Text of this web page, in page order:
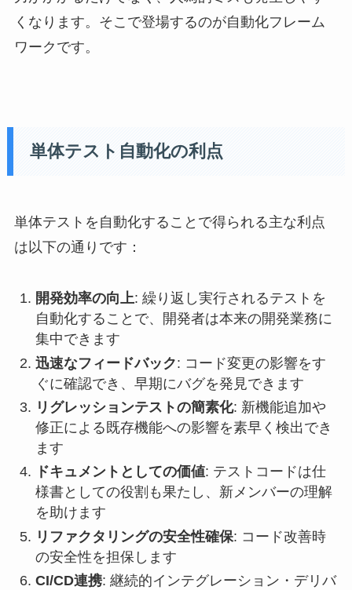
くなります。そこで登場するのが自動化フレーム
ワークです。
単体テスト自動化の利点
単体テストを自動化することで得られる主な利点
は以下の通りです：
開発効率の向上: 繰り返し実行されるテストを
自動化することで、開発者は本来の開発業務に
集中できます
迅速なフィードバック: コード変更の影響をす
ぐに確認でき、早期にバグを発見できます
リグレッションテストの簡素化: 新機能追加や
修正による既存機能への影響を素早く検出でき
ます
ドキュメントとしての価値: テストコードは仕
様書としての役割も果たし、新メンバーの理解
を助けます
リファクタリングの安全性確保: コード改善時
の安全性を担保します
CI/CD連携: 継続的インテグレーション・デリバ